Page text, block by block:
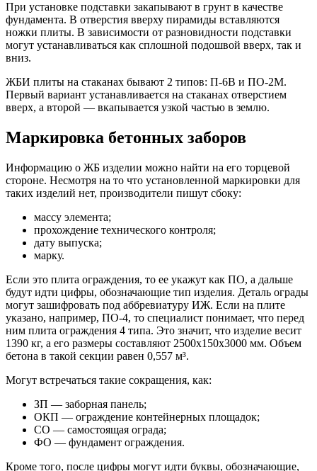
При установке подставки закапывают в грунт в качестве
фундамента. В отверстия вверху пирамиды вставляются
ножки плиты. В зависимости от разновидности подставки
могут устанавливаться как сплошной подошвой вверх, так и
вниз.
ЖБИ плиты на стаканах бывают 2 типов: П-6В и ПО-2М.
Первый вариант устанавливается на стаканах отверстием
вверх, а второй — вкапывается узкой частью в землю.
Маркировка бетонных заборов
Информацию о ЖБ изделии можно найти на его торцевой
стороне. Несмотря на то что установленной маркировки для
таких изделий нет, производители пишут сбоку:
массу элемента;
прохождение технического контроля;
дату выпуска;
марку.
Если это плита ограждения, то ее укажут как ПО, а дальше
будут идти цифры, обозначающие тип изделия. Деталь ограды
могут зашифровать под аббревиатуру ИЖ. Если на плите
указано, например, ПО-4, то специалист понимает, что перед
ним плита ограждения 4 типа. Это значит, что изделие весит
1390 кг, а его размеры составляют 2500х150х3000 мм. Объем
бетона в такой секции равен 0,557 м³.
Могут встречаться такие сокращения, как:
ЗП — заборная панель;
ОКП — ограждение контейнерных площадок;
СО — самостоящая ограда;
ФО — фундамент ограждения.
Кроме того, после цифры могут идти буквы, обозначающие,